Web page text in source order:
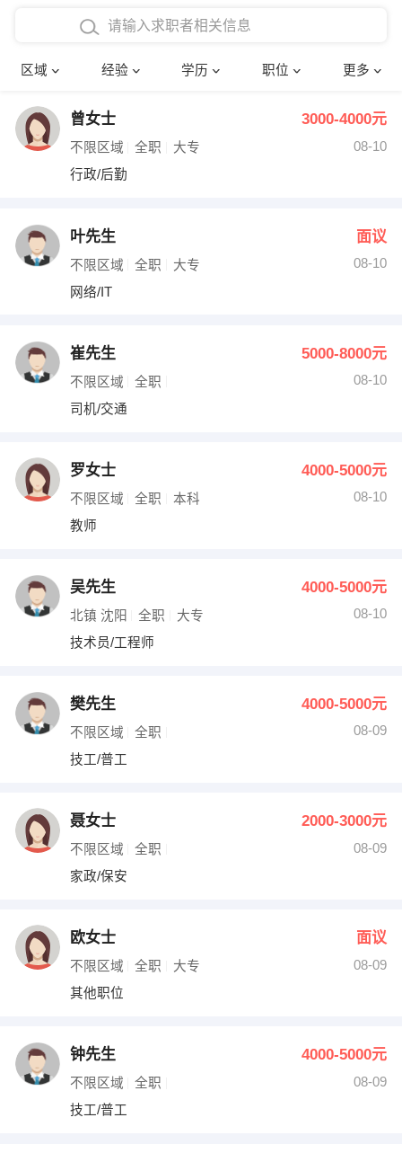
区域 经验 学历 职位 更多
在校学生工作经验
四年以上工作经验
五年以上工作经验
博士
文员 护士
财务会计
网络IT
收银员
水电/机修
编辑 法律
其他职位
确定
曾女士 3000-4000元
不限区域 全职 大专
08-10
行政/后勤
叶先生 面议
不限区域 全职 大专
08-10
网络/IT
崔先生 5000-8000元
不限区域 全职
08-10
司机/交通
罗女士 4000-5000元
不限区域 全职 本科
08-10
教师
吴先生 4000-5000元
北镇 沈阳 全职 大专
08-10
技术员/工程师
樊先生 4000-5000元
不限区域 全职
08-09
技工/普工
聂女士 2000-3000元
不限区域 全职
08-09
家政/保安
欧女士 面议
不限区域 全职 大专
08-09
其他职位
钟先生 4000-5000元
不限区域 全职
08-09
技工/普工